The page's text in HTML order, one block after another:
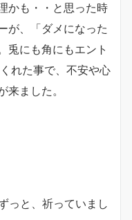
かも・・と思った時
が、「ダメになった
兎にも角にもエント
れた事で、不安や心
ました。
っと、祈っていまし